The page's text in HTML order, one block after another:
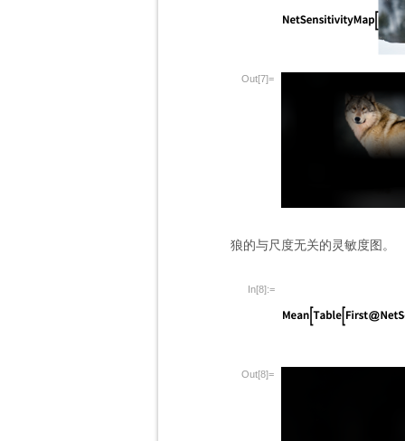
Out[7]=
狼的与尺度无关的灵敏度图。
In[8]:=
Out[8]=